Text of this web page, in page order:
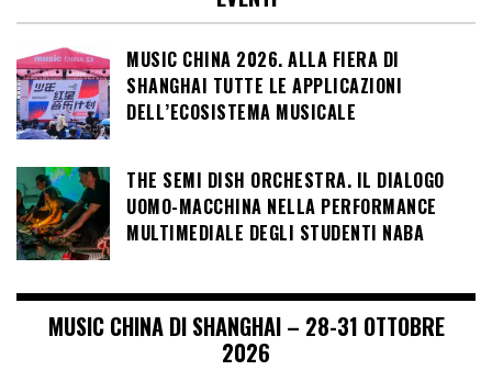
MUSIC CHINA 2026. ALLA FIERA DI
SHANGHAI TUTTE LE APPLICAZIONI
DELL’ECOSISTEMA MUSICALE
THE SEMI DISH ORCHESTRA. IL DIALOGO
UOMO-MACCHINA NELLA PERFORMANCE
MULTIMEDIALE DEGLI STUDENTI NABA
MUSIC CHINA DI SHANGHAI – 28-31 OTTOBRE
2026